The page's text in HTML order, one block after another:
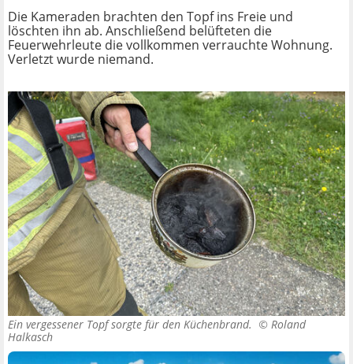
Die Kameraden brachten den Topf ins Freie und
löschten ihn ab. Anschließend belüfteten die
Feuerwehrleute die vollkommen verrauchte Wohnung.
Verletzt wurde niemand.
Ein vergessener Topf sorgte für den Küchenbrand. © Roland
Halkasch